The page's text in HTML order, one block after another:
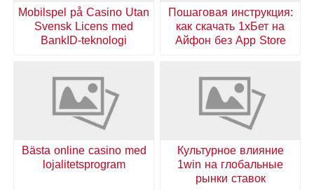
Пошаговая инструкция:
как скачать 1хБет на
Айфон без App Store
Mobilspel på Casino Utan
Svensk Licens med
BankID-teknologi
Культурное влияние
1win на глобальные
рынки ставок
Bästa online casino med
lojalitetsprogram